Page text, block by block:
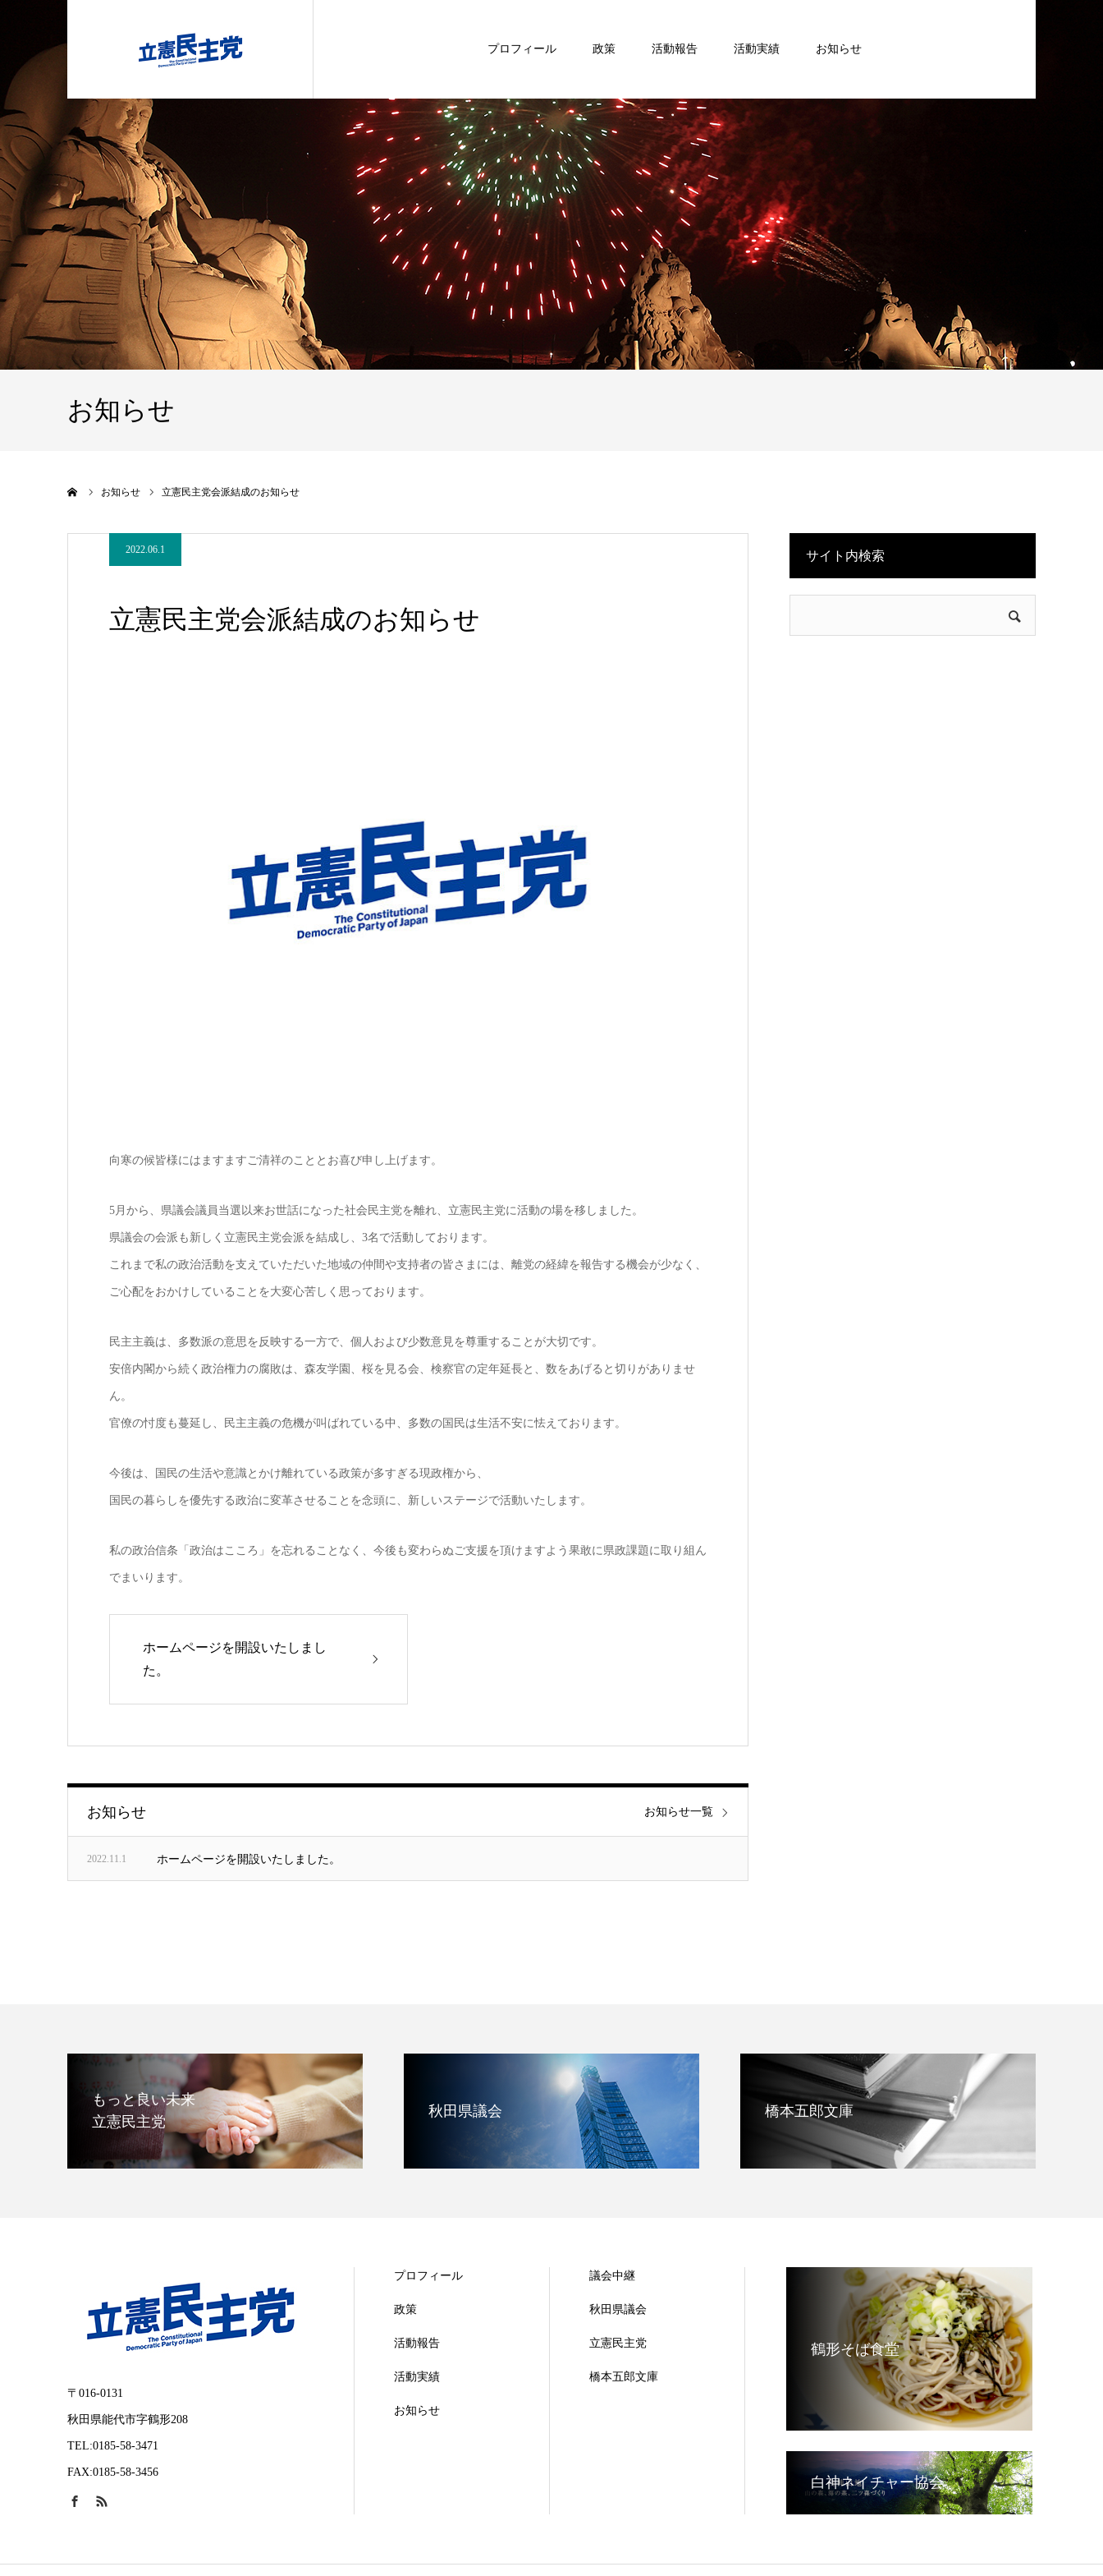
プロフィール 政策 活動報告 活動実績 お知らせ
お知らせ
お知らせ 立憲民主党会派結成のお知らせ
2022.06.1
立憲民主党会派結成のお知らせ
向寒の候皆様にはますますご清祥のこととお喜び申し上げます。
5月から、県議会議員当選以来お世話になった社会民主党を離れ、立憲民主党に活動の場を移しました。
県議会の会派も新しく立憲民主党会派を結成し、3名で活動しております。
これまで私の政治活動を支えていただいた地域の仲間や支持者の皆さまには、離党の経緯を報告する機会が少なく、
ご心配をおかけしていることを大変心苦しく思っております。
民主主義は、多数派の意思を反映する一方で、個人および少数意見を尊重することが大切です。
安倍内閣から続く政治権力の腐敗は、森友学園、桜を見る会、検察官の定年延長と、数をあげると切りがありませ
ん。
官僚の忖度も蔓延し、民主主義の危機が叫ばれている中、多数の国民は生活不安に怯えております。
今後は、国民の生活や意識とかけ離れている政策が多すぎる現政権から、
国民の暮らしを優先する政治に変革させることを念頭に、新しいステージで活動いたします。
私の政治信条「政治はこころ」を忘れることなく、今後も変わらぬご支援を頂けますよう果敢に県政課題に取り組ん
でまいります。
ホームページを開設いたしまし
た。
お知らせ
2022.11.1 ホームページを開設いたしました。
お知らせ一覧
サイト内検索
もっと良い未来
立憲民主党
秋田県議会 橋本五郎文庫
〒016-0131
秋田県能代市字鶴形208
TEL:0185-58-3471
FAX:0185-58-3456
プロフィール
政策
活動報告
活動実績
お知らせ
議会中継
秋田県議会
立憲民主党
橋本五郎文庫
鶴形そば食堂
白神ネイチャー協会